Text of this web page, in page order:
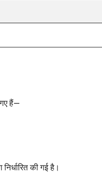
गए हैं—
की गई है।